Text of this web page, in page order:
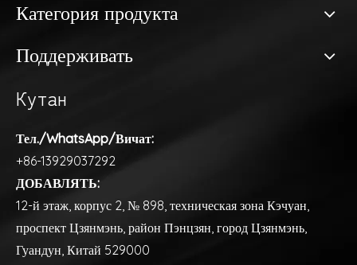
Категория продукта
Поддерживать
Кутан
Тел./WhatsApp/Вичат:
+86-13929037292
ДОБАВЛЯТЬ:
12-й этаж, корпус 2, № 898, техническая зона Кэчуан,
проспект Цзянмэнь, район Пэнцзян, город Цзянмэнь,
Гуандун, Китай 529000